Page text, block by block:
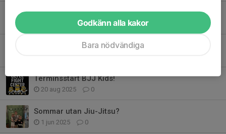
Terminsavslutning 18/12
0
Kommande tävling i Gävle 29/11
Terminsstart BJJ Kids!
20 aug 2025 0
Sommar utan Jiu-Jitsu?
1 jun 2025 0
Godkänn alla kakor
Bara nödvändiga